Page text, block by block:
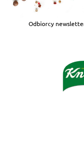
Odbiorcy